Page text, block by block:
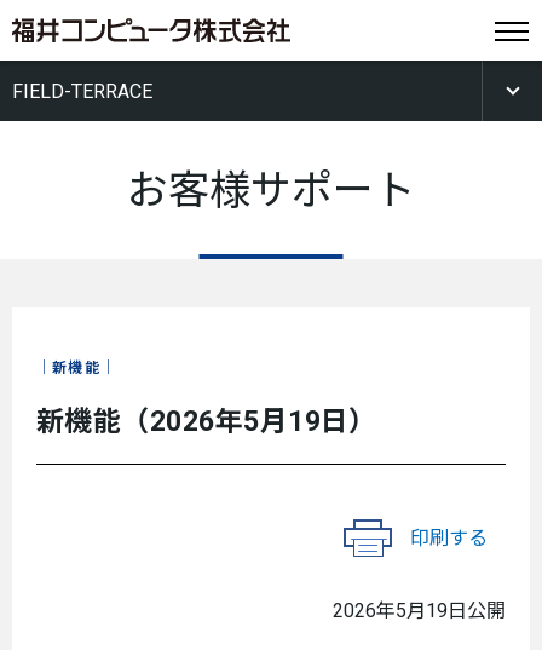
FIELD-TERRACE
お客様サポート
新機能
新機能（2026年5月19日）
印刷する
2026年5月19日公開